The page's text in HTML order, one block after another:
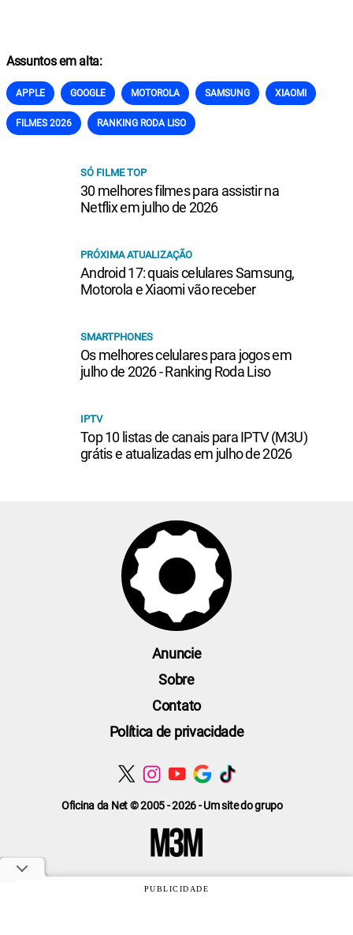
Assuntos em alta:
APPLE GOOGLE MOTOROLA SAMSUNG XIAOMI
FILMES 2026 RANKING RODA LISO
SÓ FILME TOP
30 melhores filmes para assistir na
Netflix em julho de 2026
PRÓXIMA ATUALIZAÇÃO
Android 17: quais celulares Samsung,
Motorola e Xiaomi vão receber
SMARTPHONES
Os melhores celulares para jogos em
julho de 2026 - Ranking Roda Liso
IPTV
Top 10 listas de canais para IPTV (M3U)
grátis e atualizadas em julho de 2026
Oficina da Net © 2005 - 2026 - Um site do grupo
Anuncie
Sobre
Contato
Política de privacidade
PUBLICIDADE